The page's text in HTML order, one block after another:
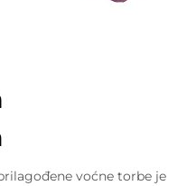
voćne torbe je